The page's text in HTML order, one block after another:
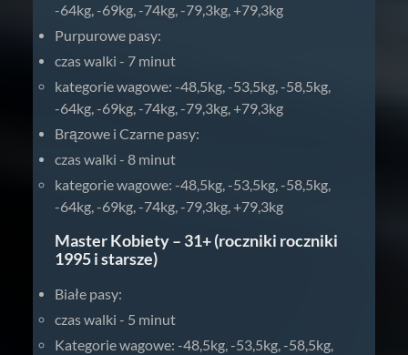
-64kg, -69kg, -74kg, -79,3kg, +79,3kg
Purpurowe pasy:
czas walki - 7 minut
kategorie wagowe: -48,5kg, -53,5kg, -58,5kg,
-64kg, -69kg, -74kg, -79,3kg, +79,3kg
Brązowe i Czarne pasy:
czas walki - 8 minut
kategorie wagowe: -48,5kg, -53,5kg, -58,5kg,
-64kg, -69kg, -74kg, -79,3kg, +79,3kg
Master Kobiety – 31+ (roczniki roczniki
1995 i starsze)
Białe pasy:
czas walki - 5 minut
Kategorie wagowe: -48,5kg, -53,5kg, -58,5kg,